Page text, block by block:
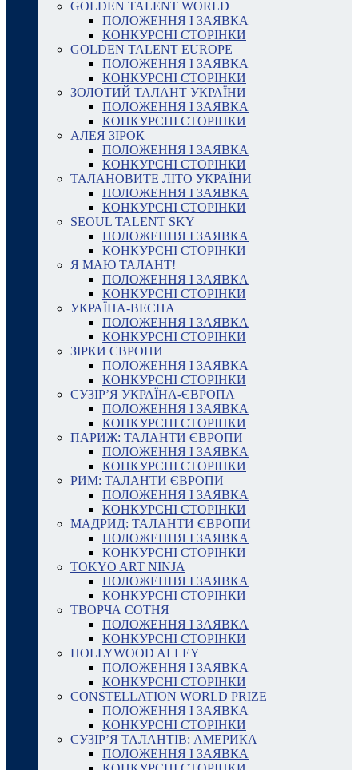
GOLDEN TALENT WORLD
ПОЛОЖЕННЯ І ЗАЯВКА
КОНКУРСНІ СТОРІНКИ
GOLDEN TALENT EUROPE
ПОЛОЖЕННЯ І ЗАЯВКА
КОНКУРСНІ СТОРІНКИ
ЗОЛОТИЙ ТАЛАНТ УКРАЇНИ
ПОЛОЖЕННЯ І ЗАЯВКА
КОНКУРСНІ СТОРІНКИ
АЛЕЯ ЗІРОК
ПОЛОЖЕННЯ І ЗАЯВКА
КОНКУРСНІ СТОРІНКИ
ТАЛАНОВИТЕ ЛІТО УКРАЇНИ
ПОЛОЖЕННЯ І ЗАЯВКА
КОНКУРСНІ СТОРІНКИ
SEOUL TALENT SKY
ПОЛОЖЕННЯ І ЗАЯВКА
КОНКУРСНІ СТОРІНКИ
Я МАЮ ТАЛАНТ!
ПОЛОЖЕННЯ І ЗАЯВКА
КОНКУРСНІ СТОРІНКИ
УКРАЇНА-ВЕСНА
ПОЛОЖЕННЯ І ЗАЯВКА
КОНКУРСНІ СТОРІНКИ
ЗІРКИ ЄВРОПИ
ПОЛОЖЕННЯ І ЗАЯВКА
КОНКУРСНІ СТОРІНКИ
СУЗІР’Я УКРАЇНА-ЄВРОПА
ПОЛОЖЕННЯ І ЗАЯВКА
КОНКУРСНІ СТОРІНКИ
ПАРИЖ: ТАЛАНТИ ЄВРОПИ
ПОЛОЖЕННЯ І ЗАЯВКА
КОНКУРСНІ СТОРІНКИ
РИМ: ТАЛАНТИ ЄВРОПИ
ПОЛОЖЕННЯ І ЗАЯВКА
КОНКУРСНІ СТОРІНКИ
МАДРИД: ТАЛАНТИ ЄВРОПИ
ПОЛОЖЕННЯ І ЗАЯВКА
КОНКУРСНІ СТОРІНКИ
TOKYO ART NINJA
ПОЛОЖЕННЯ І ЗАЯВКА
КОНКУРСНІ СТОРІНКИ
ТВОРЧА СОТНЯ
ПОЛОЖЕННЯ І ЗАЯВКА
КОНКУРСНІ СТОРІНКИ
HOLLYWOOD ALLEY
ПОЛОЖЕННЯ І ЗАЯВКА
КОНКУРСНІ СТОРІНКИ
CONSTELLATION WORLD PRIZE
ПОЛОЖЕННЯ І ЗАЯВКА
КОНКУРСНІ СТОРІНКИ
СУЗІР’Я ТАЛАНТІВ: АМЕРИКА
ПОЛОЖЕННЯ І ЗАЯВКА